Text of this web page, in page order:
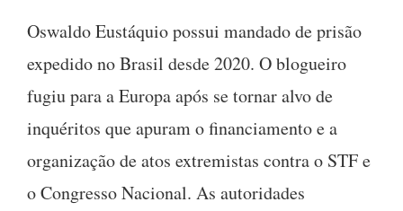
Oswaldo Eustáquio possui mandado de prisão
expedido no Brasil desde 2020. O blogueiro
fugiu para a Europa após se tornar alvo de
inquéritos que apuram o financiamento e a
organização de atos extremistas contra o STF e
o Congresso Nacional. As autoridades